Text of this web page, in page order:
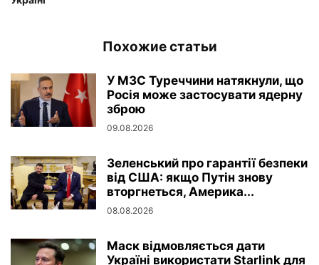
Похожие статьи
У МЗС Туреччини натякнули, що
Росія може застосувати ядерну
зброю
09.08.2026
Зеленський про гарантії безпеки
від США: якщо Путін знову
вторгнеться, Америка...
08.08.2026
Маск відмовляється дати
Україні використати Starlink для